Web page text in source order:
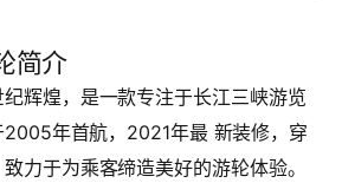
简介
辉煌，是一款专注于长江三峡游览
年首航，2021年最 新装修，穿
力于为乘客缔造美好的游轮体验。